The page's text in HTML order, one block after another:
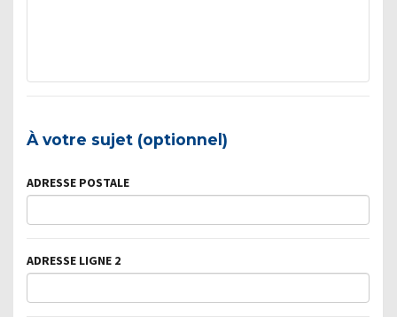
À votre sujet (optionnel)
ADRESSE POSTALE
ADRESSE LIGNE 2